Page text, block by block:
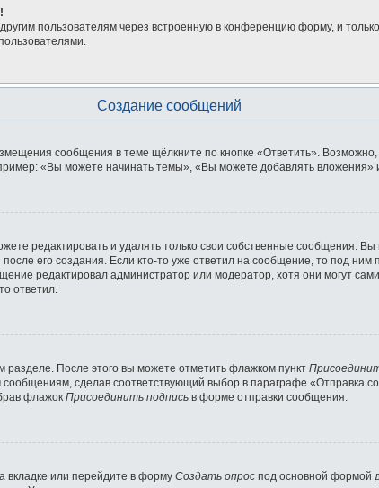
пользователям через встроенную в конференцию форму, и
Создание сообщений
сообщения в теме щёлкните по кнопке «Ответить».
«Вы можете начинать темы», «Вы можете добавлять вложения»
редактировать и удалять только свои собственные сообщения.
его создания. Если кто-то уже ответил на сообщение, то под
редактировал администратор или модератор, хотя они могут
ответил.
После этого вы можете отметить флажком пункт
сделав соответствующий выбор в параграфе «Отправка
флажок Присоединить подпись в форме отправки сообщения.
вкладке или перейдите в форму Создать опрос под основной формой